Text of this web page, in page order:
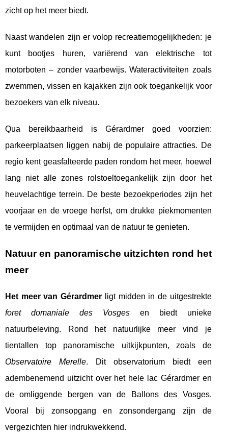
zicht op het meer biedt.
Naast wandelen zijn er volop recreatiemogelijkheden: je
kunt bootjes huren, variërend van elektrische tot
motorboten – zonder vaarbewijs. Wateractiviteiten zoals
zwemmen, vissen en kajakken zijn ook toegankelijk voor
bezoekers van elk niveau.
Qua bereikbaarheid is Gérardmer goed voorzien:
parkeerplaatsen liggen nabij de populaire attracties. De
regio kent geasfalteerde paden rondom het meer, hoewel
lang niet alle zones rolstoeltoegankelijk zijn door het
heuvelachtige terrein. De beste bezoekperiodes zijn het
voorjaar en de vroege herfst, om drukke piekmomenten
te vermijden en optimaal van de natuur te genieten.
Natuur en panoramische uitzichten rond het
meer
Het meer van Gérardmer ligt midden in de uitgestrekte
foret domaniale des Vosgesen biedt unieke
natuurbeleving. Rond het natuurlijke meer vind je
tientallen top panoramische uitkijkpunten, zoals de
Observatoire Merelle. Dit observatorium biedt een
adembenemend uitzicht over het hele lac Gérardmer en
de omliggende bergen van de Ballons des Vosges.
Vooral bij zonsopgang en zonsondergang zijn de
vergezichten hier indrukwekkend.